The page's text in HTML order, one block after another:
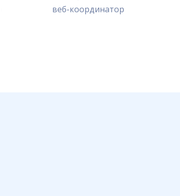
веб-координатор